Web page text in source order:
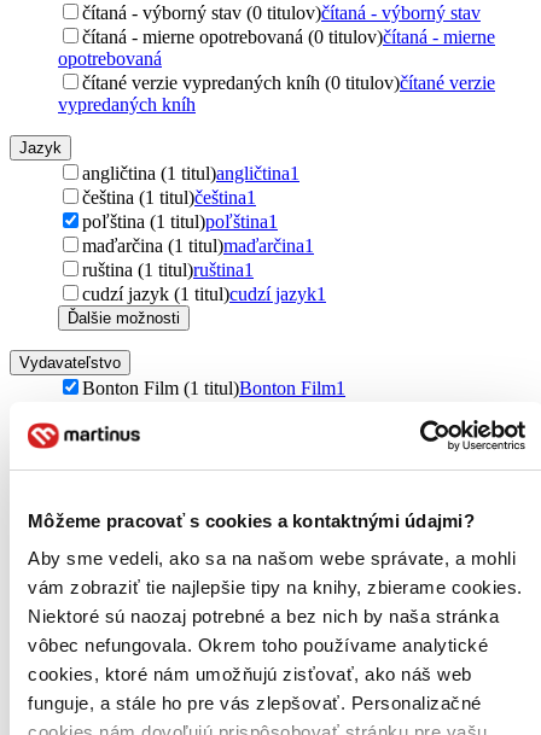
Môžeme pracovať s cookies a kontaktnými údajmi?
Aby sme vedeli, ako sa na našom webe správate, a mohli
vám zobraziť tie najlepšie tipy na knihy, zbierame cookies.
Niektoré sú naozaj potrebné a bez nich by naša stránka
vôbec nefungovala. Okrem toho používame analytické
cookies, ktoré nám umožňujú zisťovať, ako náš web
funguje, a stále ho pre vás zlepšovať. Personalizačné
čítaná - výborný stav (0 titulov)čítaná - výborný stav
čítaná - mierne opotrebovaná (0 titulov)čítaná - mierne
opotrebovaná
čítané verzie vypredaných kníh (0 titulov)čítané verzie
vypredaných kníh
Jazyk
angličtina (1 titul)angličtina1
čeština (1 titul)čeština1
poľština (1 titul)poľština1
maďarčina (1 titul)maďarčina1
ruština (1 titul)ruština1
cudzí jazyk (1 titul)cudzí jazyk1
Ďalšie možnosti
Vydavateľstvo
Bonton Film (1 titul)Bonton Film1
Zúžiť výber
Bestsellery
Top hodnotené
Novinky
Najdrahšie
Najlacnejšie
Najvyššia zľava